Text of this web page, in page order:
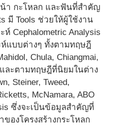
น้า กะโหลก และฟันที่สำคัญ
มี Tools ช่วยให้ผู้ใช้งาน
ห์ Cephalometric Analysis
แบบต่างๆ ทั้งตามทฤษฎี
Chula, Chiangmai,
และตามทฤษฎีที่นิยมในต่าง
Steiner, Tweed,
McNamara, ABO
ซึ่งจะเป็นข้อมูลสำคัญที่
องโครงสร้างกระโหลก